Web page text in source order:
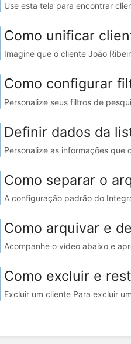
Use esta tela para encontrar
Como unificar
Imagine que o cliente João
Como configurar
Personalize seus filtros de
Definir dados da
Personalize as informações que
Como separar o
A configuração padrão do
Como arquivar e
Acompanhe o vídeo abaixo e
Como excluir e
Excluir um cliente Para excluir